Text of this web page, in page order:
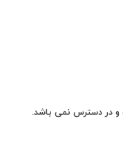
و در دسترس نمی باشد.